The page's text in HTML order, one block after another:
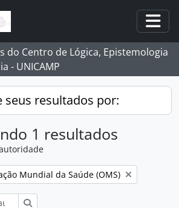
do Centro de Lógica, Epistemologia
- UNICAMP
seus resultados por:
1 resultados
filtro:Mundial da Saúde (OMS)